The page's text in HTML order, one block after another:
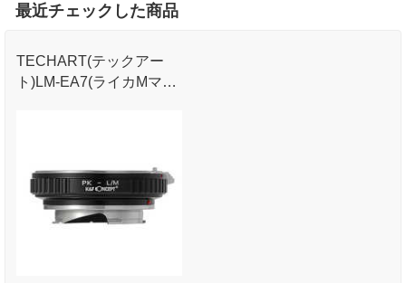
最近チェックした商品
TECHART(テックアー
ト)LM-EA7(ライカMマウ
マウントアダプター｡